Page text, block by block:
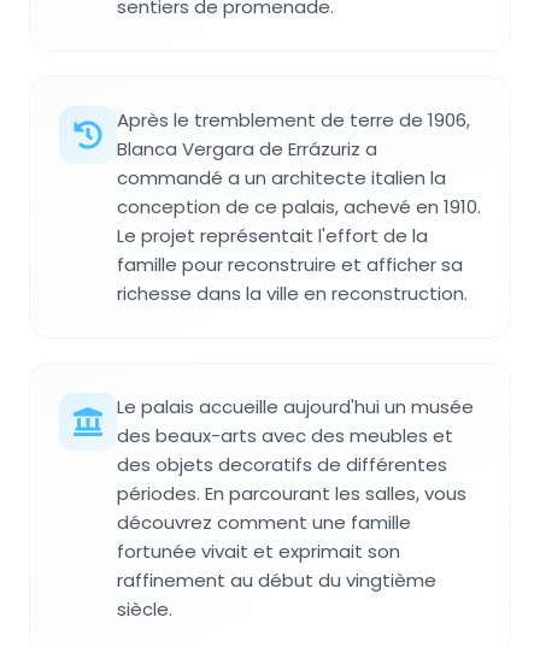
sentiers de promenade.
Après le tremblement de terre de 1906,
Blanca Vergara de Errázuriz a
commandé a un architecte italien la
conception de ce palais, achevé en 1910.
Le projet représentait l'effort de la
famille pour reconstruire et afficher sa
richesse dans la ville en reconstruction.
Le palais accueille aujourd'hui un musée
des beaux-arts avec des meubles et
des objets decoratifs de différentes
périodes. En parcourant les salles, vous
découvrez comment une famille
fortunée vivait et exprimait son
raffinement au début du vingtième
siècle.